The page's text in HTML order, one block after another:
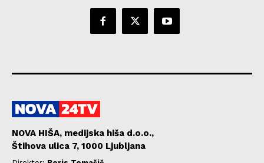
NOVA HIŠA, medijska hiša d.o.o.,
Štihova ulica 7, 1000 Ljubljana